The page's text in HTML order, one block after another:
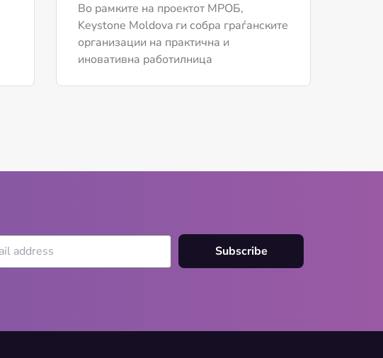
Во рамките на проектот МРОБ,
Keystone Moldova ги собра граѓанските
организации на практична и
иновативна работилница
Subscribe